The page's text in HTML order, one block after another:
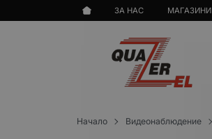
ЗА НАС МАГАЗИНИ
Начало Видеонаблюдение